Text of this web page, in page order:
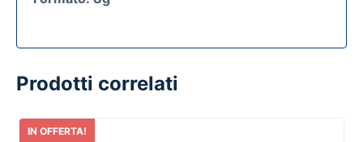
Prodotti correlati
IN OFFERTA!